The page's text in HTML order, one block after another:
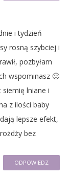
i tydzień
rosną szybciej i
pozbyłam
wspominasz 🙂
lniane i
z ilości baby
lepsze efekt,
bez
ODPOWIEDZ